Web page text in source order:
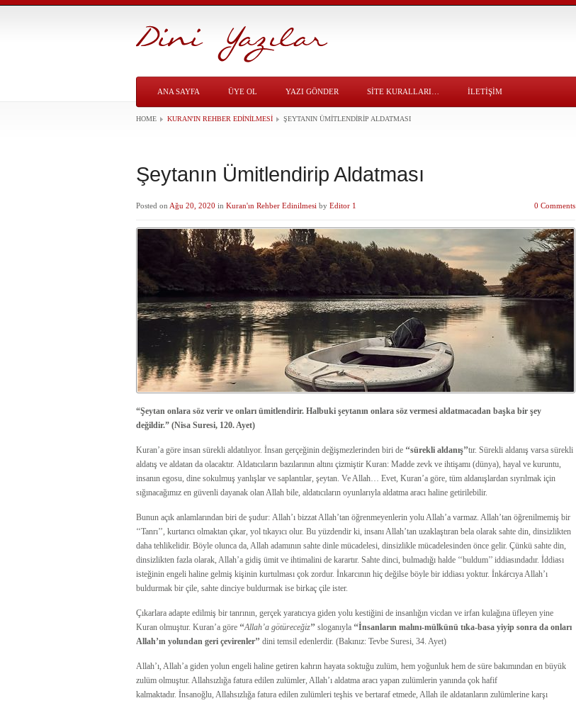
ANA SAYFA ÜYE OL YAZI GÖNDER SITE KURALLARI… İLETİŞİM
HOME KURAN'IN REHBER EDINILMESI ŞEYTANIN ÜMITLENDIRIP ALDATMASI
Şeytanın Ümitlendirip Aldatması
Posted on Ağu 20, 2020 in Kuran'ın Rehber Edinilmesi by Editor 1 0 Comments
“Şeytan onlara söz verir ve onları ümitlendirir. Halbuki şeytanın onlara söz vermesi aldatmacadan başka bir şey
değildir.” (Nisa Suresi, 120. Ayet)
Kuran’a göre insan sürekli aldatılıyor. İnsan gerçeğinin değişmezlerinden biri de ‘‘sürekli aldanış’’tır. Sürekli aldanış varsa sürekli
aldatış ve aldatan da olacaktır. Aldatıcıların bazılarının altını çizmiştir Kuran: Madde zevk ve ihtişamı (dünya), hayal ve kuruntu,
insanın egosu, dine sokulmuş yanlışlar ve saplantılar, şeytan. Ve Allah… Evet, Kuran’a göre, tüm aldanışlardan sıyrılmak için
sığınacağımız en güvenli dayanak olan Allah bile, aldatıcıların oyunlarıyla aldatma aracı haline getirilebilir.
Bunun açık anlamlarından biri de şudur: Allah’ı bizzat Allah’tan öğrenmeyenlerin yolu Allah’a varmaz. Allah’tan öğrenilmemiş bir
‘‘Tanrı’’, kurtarıcı olmaktan çıkar, yol tıkayıcı olur. Bu yüzdendir ki, insanı Allah’tan uzaklaştıran bela olarak sahte din, dinsizlikten
daha tehlikelidir. Böyle olunca da, Allah adamının sahte dinle mücadelesi, dinsizlikle mücadelesinden önce gelir. Çünkü sahte din,
dinsizlikten fazla olarak, Allah’a gidiş ümit ve ihtimalini de karartır. Sahte dinci, bulmadığı halde ‘‘buldum’’ iddiasındadır. İddiası
isteğinin engeli haline gelmiş kişinin kurtulması çok zordur. İnkarcının hiç değilse böyle bir iddiası yoktur. İnkárcıya Allah’ı
buldurmak bir çile, sahte dinciye buldurmak ise birkaç çile ister.
Çıkarlara adapte edilmiş bir tanrının, gerçek yaratıcıya giden yolu kestiğini de insanlığın vicdan ve irfan kulağına üfleyen yine
Kuran olmuştur. Kuran’a göre ‘‘Allah’a götüreceğiz’’ sloganıyla ‘‘İnsanların malını-mülkünü tıka-basa yiyip sonra da onları
Allah’ın yolundan geri çevirenler’’ dini temsil edenlerdir. (Bakınız: Tevbe Suresi, 34. Ayet)
Allah’ı, Allah’a giden yolun engeli haline getiren kahrın hayata soktuğu zulüm, hem yoğunluk hem de süre bakımından en büyük
zulüm olmuştur. Allahsızlığa fatura edilen zulümler, Allah’ı aldatma aracı yapan zulümlerin yanında çok hafif
kalmaktadır. İnsanoğlu, Allahsızlığa fatura edilen zulümleri teşhis ve bertaraf etmede, Allah ile aldatanların zulümlerine karşı